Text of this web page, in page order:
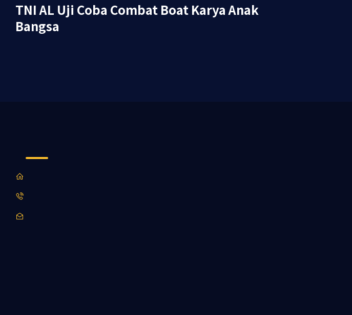
TNI AL Uji Coba Combat Boat Karya Anak
Bangsa